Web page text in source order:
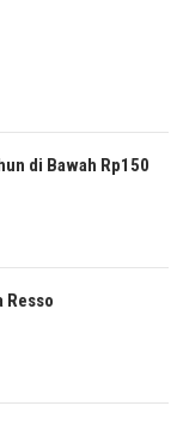
di Bawah Rp150
Resso